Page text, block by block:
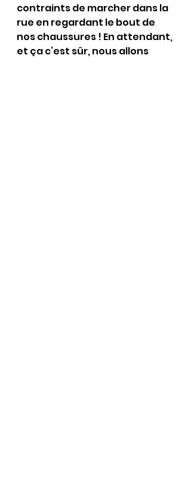
contraints de marcher dans la
rue en regardant le bout de
nos chaussures ! En attendant,
et ça c’est sûr, nous allons